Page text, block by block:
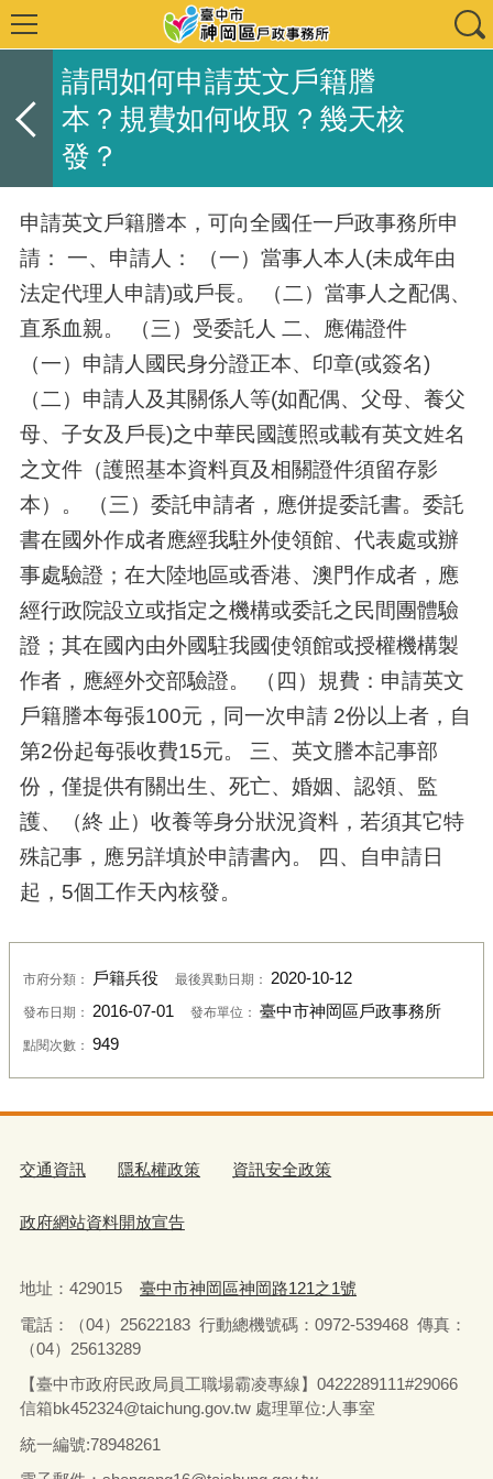
請問如何申請英文戶籍謄
本？規費如何收取？幾天核
發？
申請英文戶籍謄本，可向全國任一戶政事務所申
請： 一、申請人： （一）當事人本人(未成年由
法定代理人申請)或戶長。 （二）當事人之配偶、
直系血親。 （三）受委託人 二、應備證件
（一）申請人國民身分證正本、印章(或簽名)
（二）申請人及其關係人等(如配偶、父母、養父
母、子女及戶長)之中華民國護照或載有英文姓名
之文件（護照基本資料頁及相關證件須留存影
本）。 （三）委託申請者，應併提委託書。委託
書在國外作成者應經我駐外使領館、代表處或辦
事處驗證；在大陸地區或香港、澳門作成者，應
經行政院設立或指定之機構或委託之民間團體驗
證；其在國內由外國駐我國使領館或授權機構製
作者，應經外交部驗證。 （四）規費：申請英文
戶籍謄本每張100元，同一次申請 2份以上者，自
第2份起每張收費15元。 三、英文謄本記事部
份，僅提供有關出生、死亡、婚姻、認領、監
護、（終 止）收養等身分狀況資料，若須其它特
殊記事，應另詳填於申請書內。 四、自申請日
起，5個工作天內核發。
市府分類： 戶籍兵役 最後異動日期： 2020-10-12
發布日期： 2016-07-01 發布單位： 臺中市神岡區戶政事務所
點閱次數： 949
交通資訊 隱私權政策 資訊安全政策
政府網站資料開放宣告
地址：429015
臺中市神岡區神岡路121之1號
電話：（04）25622183 行動總機號碼：0972-539468 傳真：
（04）25613289
【臺中市政府民政局員工職場霸凌專線】0422289111#29066
信箱bk452324@taichung.gov.tw 處理單位:人事室
統一編號:78948261